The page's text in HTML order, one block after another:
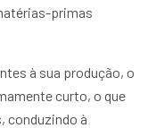
primas
à sua produção, o
curto, o que
conduzindo à